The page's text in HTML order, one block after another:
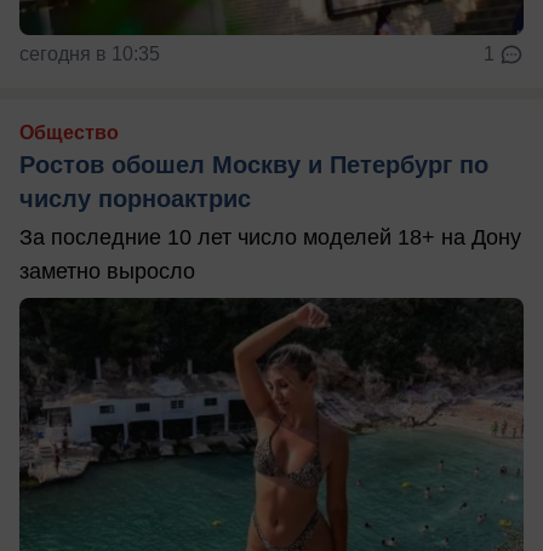
сегодня в 10:35 1
Общество
Ростов обошел Москву и Петербург по
числу порноактрис
За последние 10 лет число моделей 18+ на Дону
заметно выросло